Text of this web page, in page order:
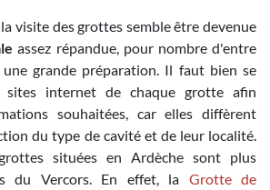
la visite des grottes semble être devenue
assez répandue, pour nombre d'entre
grande préparation. Il faut bien se
sites internet de chaque grotte afin
souhaitées, car elles diffèrent
du type de cavité et de leur localité.
situées en Ardèche sont plus
du Vercors. En effet, la Grotte de